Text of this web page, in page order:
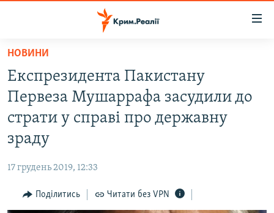
Перейти
основного
матеріалу
Перейти
до
основної
Перейти
пошуку
ВОДА.КРИМ
ВІДЕО ТА ФОТО
ПОГЛЯД
ІНТЕРВ'Ю
НОВИНИ
Експрезидента Пакистану
Первеза Мушаррафа засудили до
страти у справі про державну
зраду
17 грудень 2019, 12:33
Поділитись Читати без VPN